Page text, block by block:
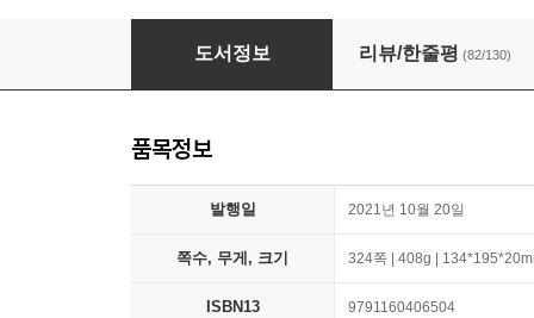
방금 떠나온 세계
도서정보 리뷰/한줄평 (82/130)
품목정보
발행일 2021년 10월 20일
쪽수, 무게, 크기 324쪽 | 408g |
ISBN13 9791160406504